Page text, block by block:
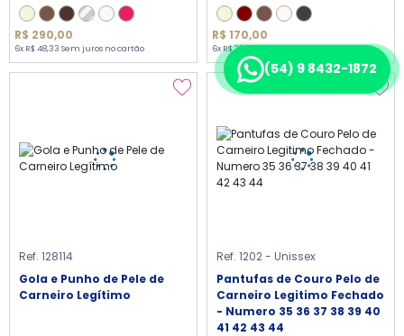
(54) 9 8432-1872
R$ 290,00
6x R$ 48,33 Sem juros no cartão
R$ 170,00
6x R$ 28,33 Sem juros no cartão
Ref. 128114
Gola e Punho de Pele de
Carneiro Legítimo
Ref. 1202 - Unissex
Pantufas de Couro Pelo de
Carneiro Legitimo Fechado
- Numero 35 36 37 38 39 40
41 42 43 44